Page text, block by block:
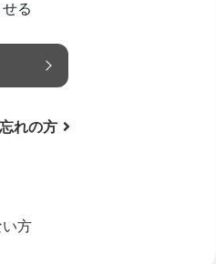
る
れの方
方